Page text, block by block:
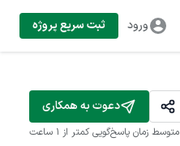
ورود ثبت سریع پروژه
دعوت به همکاری
متوسط زمان پاسخ‌گویی کمتر از 1 ساعت